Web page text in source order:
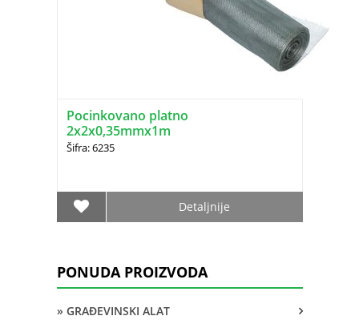
Pocinkovano platno
2x2x0,35mmx1m
Šifra: 6235
Detaljnije
PONUDA PROIZVODA
» GRAĐEVINSKI ALAT